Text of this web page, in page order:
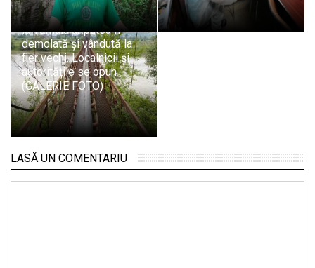
Puntea de 50 de metri de
la Tămaia ar putea fi
demolată și vândută la
fier vechi. Localnicii și
autoritățile se opun
(GALERIE FOTO)
LASĂ UN COMENTARIU